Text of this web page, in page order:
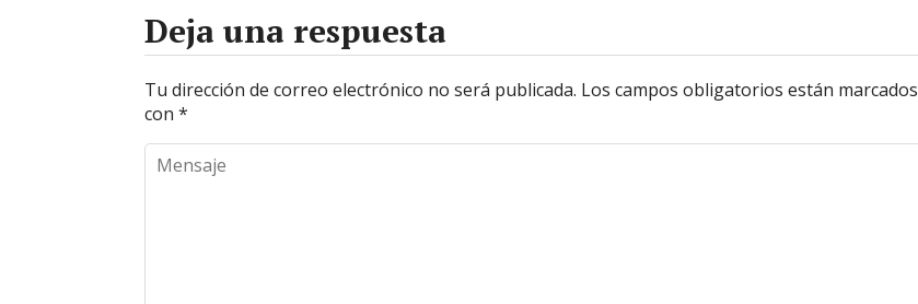
Deja una respuesta
Tu dirección de correo electrónico no será publicada. Los campos obligatorios están marcados
con *